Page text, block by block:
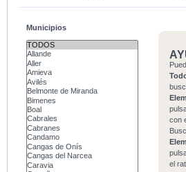
Municipios
con
el